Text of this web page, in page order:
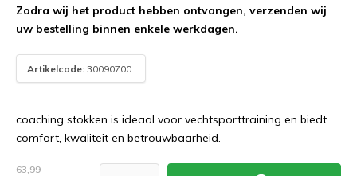
Zodra wij het product hebben ontvangen, verzenden wij
uw bestelling binnen enkele werkdagen.
Artikelcode: 30090700
coaching stokken is ideaal voor vechtsporttraining en biedt
comfort, kwaliteit en betrouwbaarheid.
63,99